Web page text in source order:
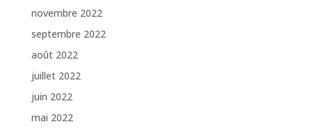
novembre 2022
septembre 2022
août 2022
juillet 2022
juin 2022
mai 2022